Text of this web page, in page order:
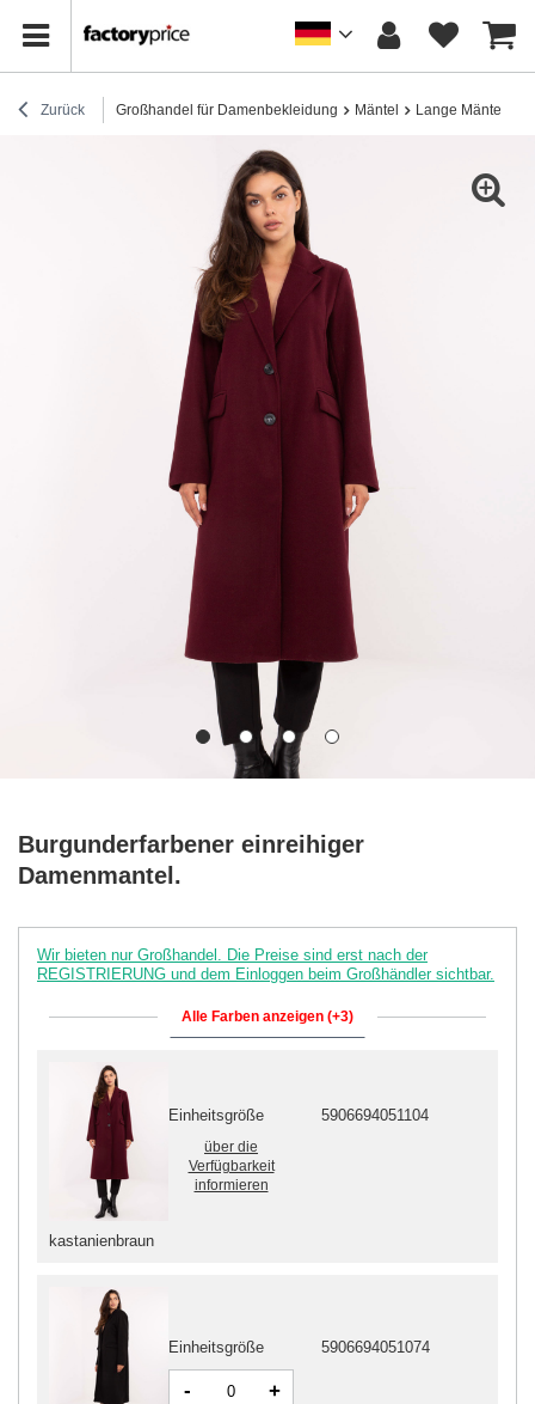
Zurück Großhandel für Damenbekleidung Mäntel Lange Mäntel
Burgunderfarbener einreihiger
Damenmantel.
Wir bieten nur Großhandel. Die Preise sind erst nach der
REGISTRIERUNG und dem Einloggen beim Großhändler sichtbar.
Alle Farben anzeigen (+3)
Einheitsgröße 5906694051074
- +
kastanienbraun
Einheitsgröße 5906694051104
über die
Verfügbarkeit
informieren